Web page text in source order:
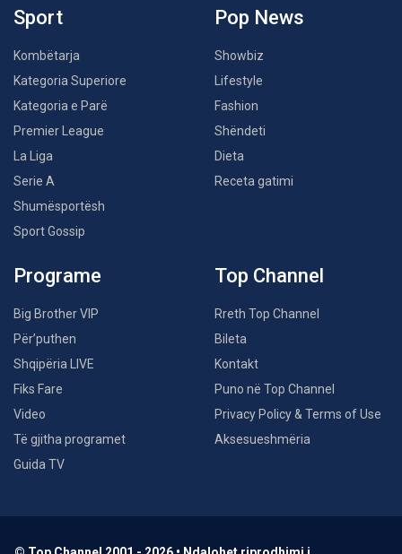
Sport
Kombëtarja
Kategoria Superiore
Kategoria e Parë
Premier League
La Liga
Serie A
Shumësportësh
Sport Gossip
Pop News
Showbiz
Lifestyle
Fashion
Shëndeti
Dieta
Receta gatimi
Programe
Big Brother VIP
Për’puthen
Shqipëria LIVE
Fiks Fare
Video
Të gjitha programet
Guida TV
Top Channel
Rreth Top Channel
Bileta
Kontakt
Puno në Top Channel
Privacy Policy & Terms of Use
Aksesueshmëria